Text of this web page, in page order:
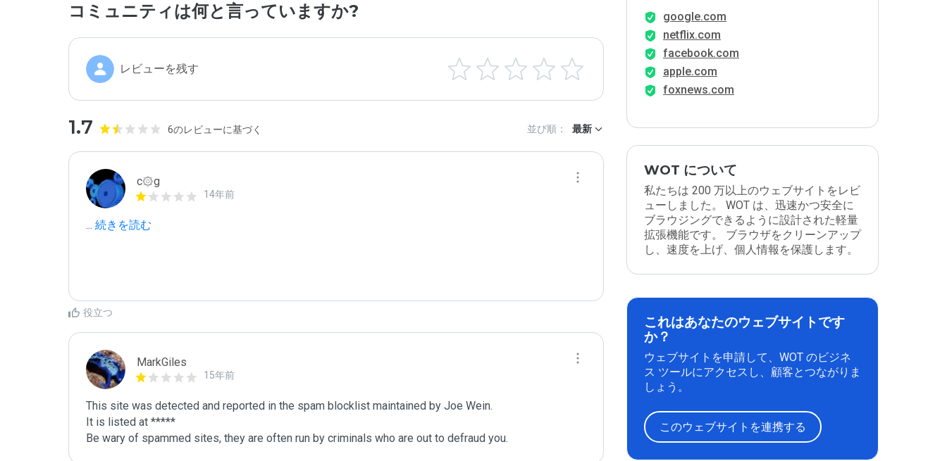
コミュニティは何と言っていますか?
レビューを残す
1.7 6のレビューに基づく 並び順： 最新
c۞g
14年前
... 続きを読む
役立つ
MarkGiles
15年前
This site was detected and reported in the spam blocklist maintained by Joe Wein.
It is listed at *****
Be wary of spammed sites, they are often run by criminals who are out to defraud you.
google.com
netflix.com
facebook.com
apple.com
foxnews.com
WOT について
私たちは 200 万以上のウェブサイトをレビ
ューしました。 WOT は、迅速かつ安全に
ブラウジングできるように設計された軽量
拡張機能です。 ブラウザをクリーンアップ
し、速度を上げ、個人情報を保護します。
これはあなたのウェブサイトです
か？
ウェブサイトを申請して、WOT のビジネ
ス ツールにアクセスし、顧客とつながりま
しょう。
このウェブサイトを連携する